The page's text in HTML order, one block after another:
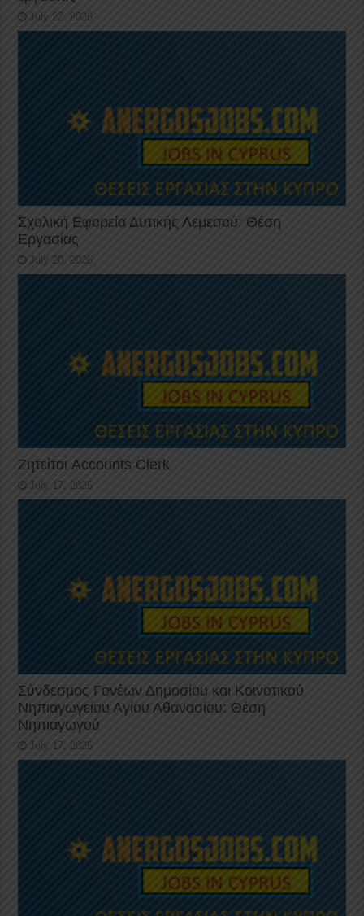
July 22, 2026
Σχολική Εφορεία Δυτικής Λεμεσού: Θέση
Εργασίας
July 20, 2026
Ζητείται Accounts Clerk
July 17, 2026
Σύνδεσμος Γονέων Δημοσίου και Κοινοτικού
Νηπιαγωγείου Αγίου Αθανασίου: Θέση
Νηπιαγωγού
July 17, 2026